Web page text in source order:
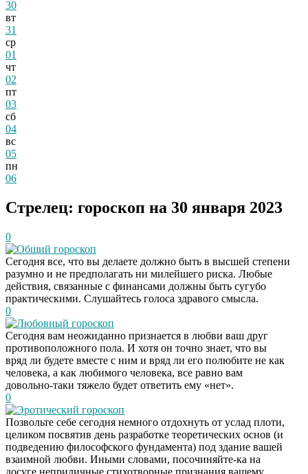
30
вт
31
ср
01
чт
02
пт
03
сб
04
вс
05
пн
06
Стрелец: гороскоп на 30 января 2023
0
Общий гороскоп
Сегодня все, что вы делаете должно быть в высшей степени
разумно и не предполагать ни милейшего риска. Любые
действия, связанные с финансами должны быть сугубо
практическими. Слушайтесь голоса здравого смысла.
0
Любовный гороскоп
Сегодня вам неожиданно признается в любви ваш друг
противоположного пола. И хотя он точно знает, что вы
вряд ли будете вместе с ним и вряд ли его полюбите не как
человека, а как любимого человека, все равно вам
довольно-таки тяжело будет ответить ему «нет».
0
Эротический гороскоп
Позвольте себе сегодня немного отдохнуть от услад плоти,
целиком посвятив день разработке теоретических основ (и
подведению философского фундамента) под здание вашей
взаимной любви. Иными словами, посочиняйте-ка на
досуге неприличные стихотворные признания вашему